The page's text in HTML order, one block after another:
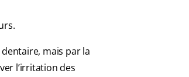
mais par la
l’irritation des